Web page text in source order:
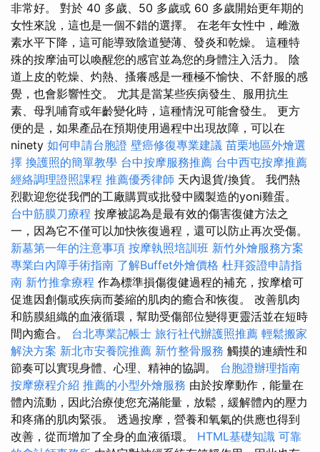
非常好。 對於 40 多歲、50 多歲或 60 多歲開始更年期的
女性來說，這也是一個不錯的選擇。 在老年女性中，雌激
素水平下降，這可能導致陰道變薄、發炎和乾燥。 這種特
殊的按摩油可以喚醒您的感官並為您的身體注入活力。 陰
道上皮的乾燥、灼熱、搔癢感是一種極不愉快、不舒服的感
覺，也會影響性交。 尤其是當某些疾病發生、服用抗生
素、母乳哺育或年齡變化時，這種情況可能會發生。 更方
便的是，如果產品在預期使用過程中出現故障，可以在
ninety 如何申請台胞證 壁癌修復專業建議 苗栗地區外燴選
擇 換護照的簡單教學 台中按摩服務推薦 台中西屯按摩推薦
經絡調理證照課程 推薦優秀律師 天內退貨/換貨。 我們熱
烈歡迎您從我們的工廠購買或批發中國製造的yoni雞蛋。
台中筋膜刀療程 按摩被認為是最有效的傷害復健方法之
一，因為它不僅可以加快恢復過程，還可以防止再次受傷。
新墓第一年的注意事項 按摩執照培訓班 新竹外燴服務方案
專業白內障手術指南 了解Buffet外燴價格 杜拜簽證申請指
南 新竹推拿療程 作為標準損傷復健過程的補充，按摩槍可
促進因創傷或疾病而萎縮的肌肉的癒合和恢復。 改善肌肉
和筋膜組織的血液循環，幫助受傷部位變得更靈活並在短時
間內癒合。 台北專業記帳士 旅行社代辦護照推薦 輕鬆搬家
解決方案 新北市安養院推薦 新竹整骨服務 觸摸的連續性和
節奏可以實現身體、心理、精神的協調。 台胞證辦理指南
按摩療程介紹 推薦的小型外燴服務 由於按摩動作，能量在
體內流動，因此治療使您充滿能量，放鬆，緩解體內的壓力
和疼痛的肌肉緊張。 透過按摩，營養和氧氣的供應也得到
改善，從而增加了全身的血液循環。 HTML基礎知識 可靠